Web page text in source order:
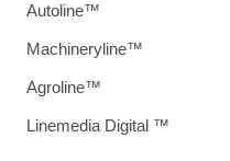
Autoline™
Machineryline™
Agroline™
Linemedia Digital ™